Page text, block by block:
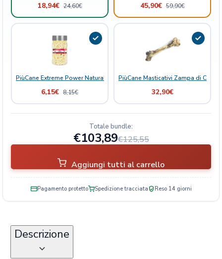
s
t
l
e
e
a
n
t
à
18,94€ 24,60€ 45,90€ 59,90€
PiùCane Extreme Power Natural Delights Mela
6,15€ 8,15€
PiùCane Masticativi Zampa di Cervo
32,90€
Totale bundle:
€103,89€125,55
Aggiungi tutti al carrello
Pagamento protetto Spedizione tracciata Reso 14 giorni
Descrizione